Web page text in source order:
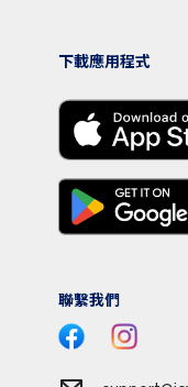
下載應用程式
聯繫我們